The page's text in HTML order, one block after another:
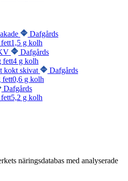
Dafgårds
1,5 g kolh
Dafgårds
fett4 g kolh
kokt skivat
Dafgårds
fett0,6 g kolh
Dafgårds
5,2 g kolh
näringsdatabas med analyserade